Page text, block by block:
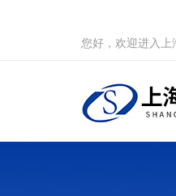
您好，欢迎进入上